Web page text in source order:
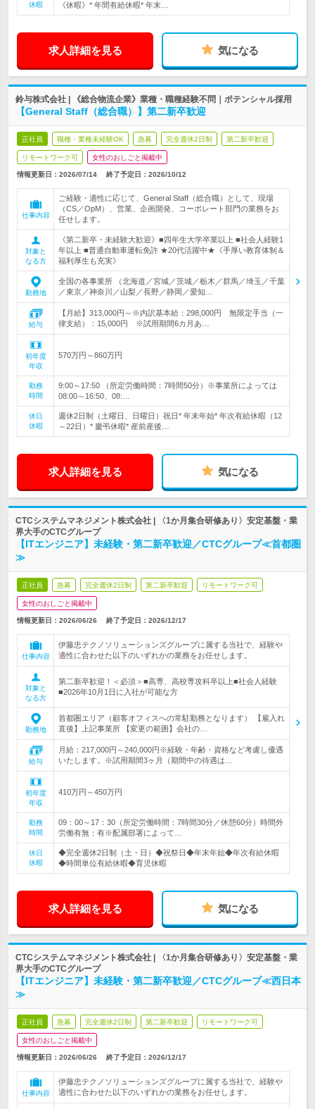
休暇
《休暇》* 年間有給休暇* 年末…
求人詳細を見る 気になる
鈴与株式会社 | 《総合物流企業》業種・職種経験不問｜ポテンシャル採用
【General Staff（総合職）】第二新卒歓迎
正社員 職種・業種未経験OK 急募 完全週休2日制 第二新卒歓迎
リモートワーク可 女性のおしごと掲載中
情報更新日：2026/07/14 終了予定日： 2026/10/12
仕事内容
ご経験・適性に応じて、General Staff（総合職）として、現場
（CS／OpM）、営業、企画開発、コーポレート部門の業務をお
任せします。
対象と
なる方
《第二新卒・未経験大歓迎》■四年生大学卒業以上 ■社会人経験1
年以上 ■普通自動車運転免許 ★20代活躍中★《手厚い教育体制＆
福利厚生も充実》
勤務地
全国の各事業所 （北海道／宮城／茨城／栃木／群馬／埼玉／千葉
／東京／神奈川／山梨／長野／静岡／愛知…
給与
【月給】313,000円～※内訳基本給：298,000円 無限定手当（一
律支給）：15,000円 ※試用期間6カ月あ…
初年度
年収
570万円～860万円
勤務
時間
9:00～17:50 （所定労働時間：7時間50分）※事業所によっては
08:00～16:50、08:…
休日
休暇
週休2日制（土曜日、日曜日）祝日* 年末年始* 年次有給休暇（12
～22日）* 慶弔休暇* 産前産後…
求人詳細を見る 気になる
CTCシステムマネジメント株式会社 | 〈1か月集合研修あり〉安定基盤・業
界大手のCTCグループ
【ITエンジニア】未経験・第二新卒歓迎／CTCグループ≪首都圏
≫
正社員 急募 完全週休2日制 第二新卒歓迎 リモートワーク可
女性のおしごと掲載中
情報更新日：2026/06/26 終了予定日： 2026/12/17
仕事内容
伊藤忠テクノソリューションズグループに属する当社で、経験や
適性に合わせた以下のいずれかの業務をお任せします。
対象と
なる方
第二新卒歓迎！＜必須＞■高専、高校専攻科卒以上■社会人経験
■2026年10月1日に入社が可能な方
勤務地
首都圏エリア（顧客オフィスへの常駐勤務となります） 【雇入れ
直後】上記事業所 【変更の範囲】会社の…
給与
月給：217,000円～240,000円※経験・年齢・資格など考慮し優遇
いたします。※試用期間3ヶ月（期間中の待遇は…
初年度
年収
410万円～450万円
勤務
時間
09：00～17：30（所定労働時間：7時間30分／休憩60分）時間外
労働有無：有※配属部署によって…
休日
休暇
◆完全週休2日制（土・日）◆祝祭日◆年末年始◆年次有給休暇
◆時間単位有給休暇◆育児休暇
求人詳細を見る 気になる
CTCシステムマネジメント株式会社 | 〈1か月集合研修あり〉安定基盤・業
界大手のCTCグループ
【ITエンジニア】未経験・第二新卒歓迎／CTCグループ≪西日本
≫
正社員 急募 完全週休2日制 第二新卒歓迎 リモートワーク可
女性のおしごと掲載中
情報更新日：2026/06/26 終了予定日： 2026/12/17
仕事内容
伊藤忠テクノソリューションズグループに属する当社で、経験や
適性に合わせた以下のいずれかの業務をお任せします。